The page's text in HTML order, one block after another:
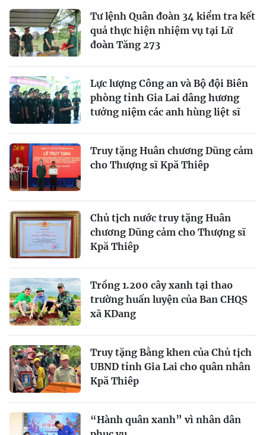
Tư lệnh Quân đoàn 34 kiểm tra kết
quả thực hiện nhiệm vụ tại Lữ
đoàn Tăng 273
Lực lượng Công an và Bộ đội Biên
phòng tỉnh Gia Lai dâng hương
tưởng niệm các anh hùng liệt sĩ
Truy tặng Huân chương Dũng cảm
cho Thượng sĩ Kpă Thiêp
Chủ tịch nước truy tặng Huân
chương Dũng cảm cho Thượng sĩ
Kpă Thiêp
Trồng 1.200 cây xanh tại thao
trường huấn luyện của Ban CHQS
xã KDang
Truy tặng Bằng khen của Chủ tịch
UBND tỉnh Gia Lai cho quân nhân
Kpă Thiêp
“Hành quân xanh” vì nhân dân